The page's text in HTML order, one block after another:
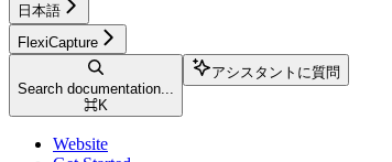
日本語
FlexiCapture
Search documentation...
⌘K
アシスタントに質問
Website